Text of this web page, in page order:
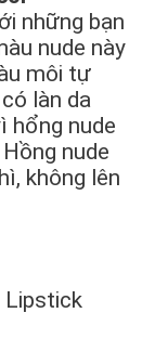
những bạn
nude này
môi tự
làn da
hổng nude
nude
không lên